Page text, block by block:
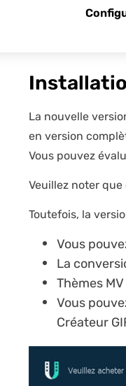
La nouvelle
en version
Vous pouvez
Veuillez noter que
Toutefois, la
Vous
La
Thèmes
Vous
Créateur